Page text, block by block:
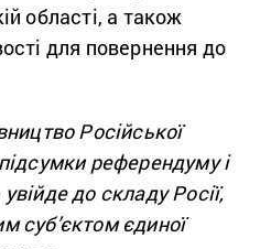
області, а також
для повернення до
Російської
референдуму і
до складу Росії,
суб’єктом єдиної